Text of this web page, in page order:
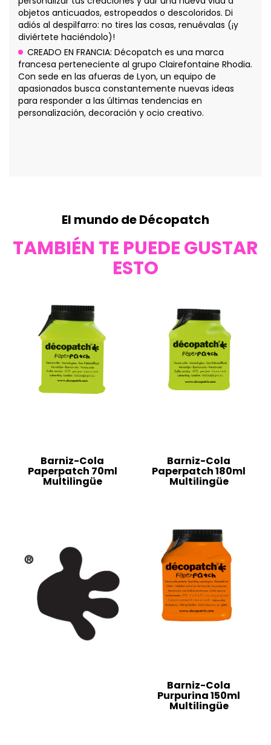
objetos anticuados, estropeados o descoloridos. Di
adiós al despilfarro: no tires las cosas, renuévalas (¡y
diviértete haciéndolo)!
CREADO EN FRANCIA: Décopatch es una marca
francesa perteneciente al grupo Clairefontaine Rhodia.
Con sede en las afueras de Lyon, un equipo de
apasionados busca constantemente nuevas ideas
para responder a las últimas tendencias en
personalización, decoración y ocio creativo.
El mundo de Décopatch
TAMBIÉN TE PUEDE GUSTAR
ESTO
Barniz-Cola
Paperpatch 70ml
Multilingüe
Barniz-Cola
Paperpatch 180ml
Multilingüe
Barniz-Cola
Purpurina 150ml
Multilingüe